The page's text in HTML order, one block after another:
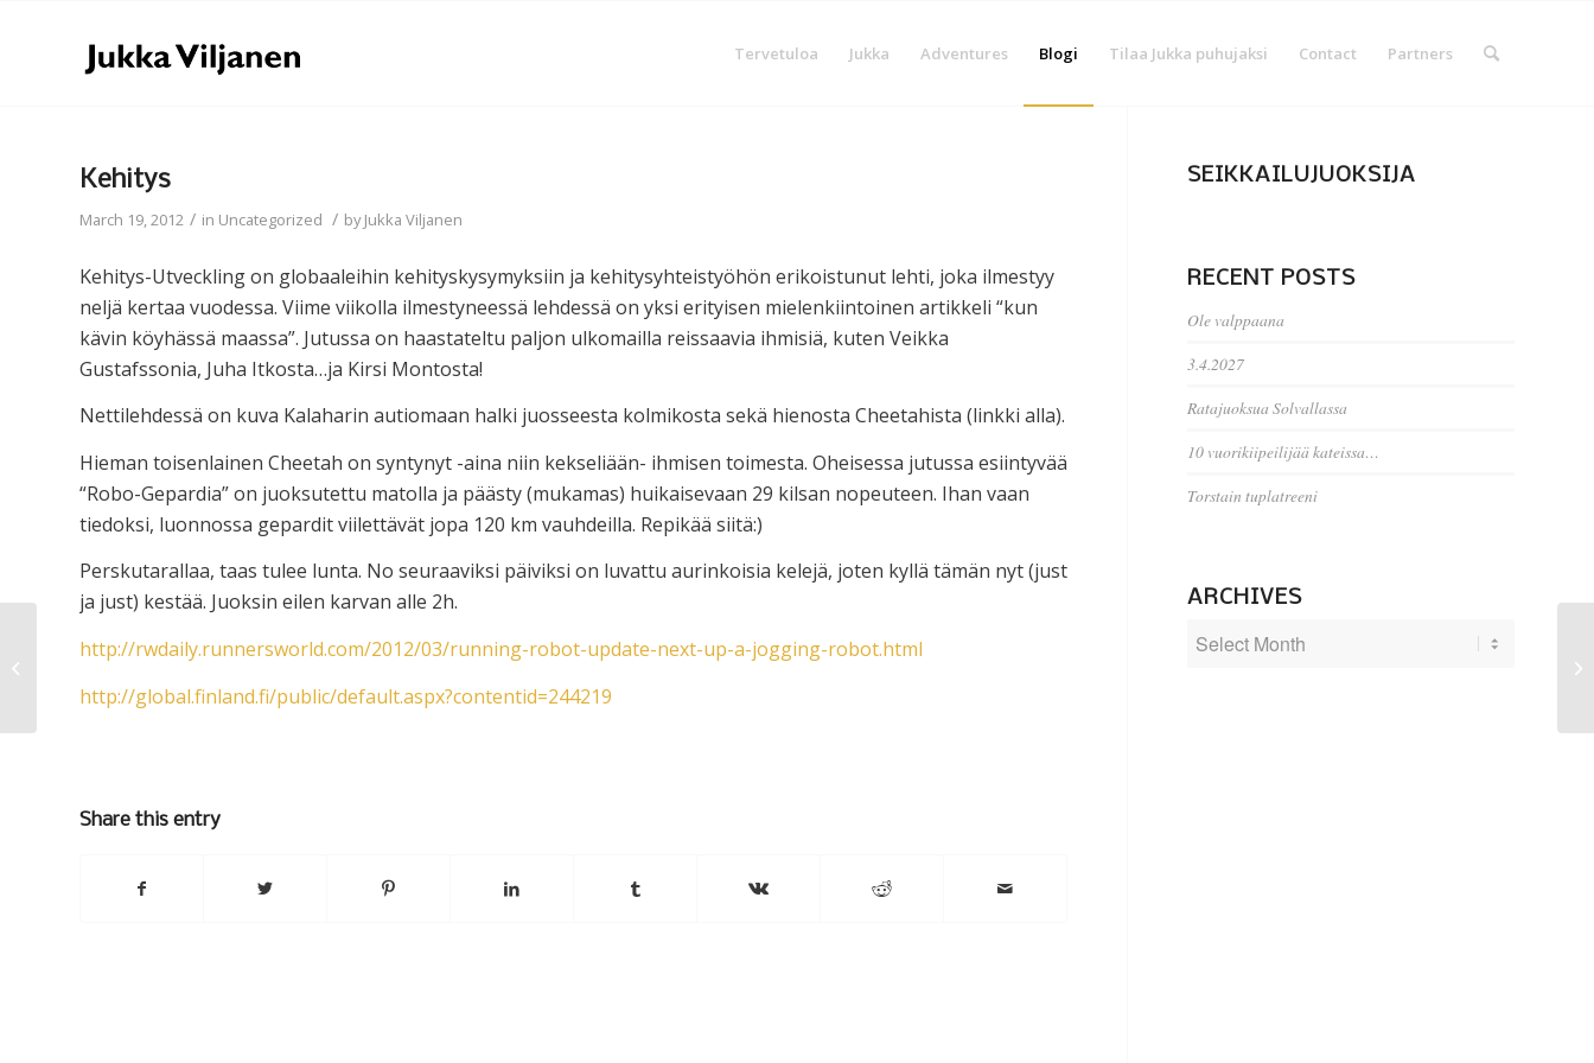
Tervetuloa Jukka Adventures Blogi Tilaa Jukka puhujaksi Contact Partners
Kehitys
March 19, 2012 / in Uncategorized / byJukka Viljanen
Kehitys-Utveckling on globaaleihin kehityskysymyksiin ja kehitysyhteistyöhön erikoistunut lehti, joka ilmestyy
neljä kertaa vuodessa. Viime viikolla ilmestyneessä lehdessä on yksi erityisen mielenkiintoinen artikkeli “kun
kävin köyhässä maassa”. Jutussa on haastateltu paljon ulkomailla reissaavia ihmisiä, kuten Veikka
Gustafssonia, Juha Itkosta…ja Kirsi Montosta!
Nettilehdessä on kuva Kalaharin autiomaan halki juosseesta kolmikosta sekä hienosta Cheetahista (linkki alla).
Hieman toisenlainen Cheetah on syntynyt -aina niin kekseliään- ihmisen toimesta. Oheisessa jutussa esiintyvää
“Robo-Gepardia” on juoksutettu matolla ja päästy (mukamas) huikaisevaan 29 kilsan nopeuteen. Ihan vaan
tiedoksi, luonnossa gepardit viilettävät jopa 120 km vauhdeilla. Repikää siitä:)
Perskutarallaa, taas tulee lunta. No seuraaviksi päiviksi on luvattu aurinkoisia kelejä, joten kyllä tämän nyt (just
ja just) kestää. Juoksin eilen karvan alle 2h.
http://rwdaily.runnersworld.com/2012/03/running-robot-update-next-up-a-jogging-robot.html
http://global.finland.fi/public/default.aspx?contentid=244219
Share this entry
SEIKKAILUJUOKSIJA
RECENT POSTS
Ole valppaana
3.4.2027
Ratajuoksua Solvallassa
10 vuorikiipeilijää kateissa…
Torstain tuplatreeni
ARCHIVES